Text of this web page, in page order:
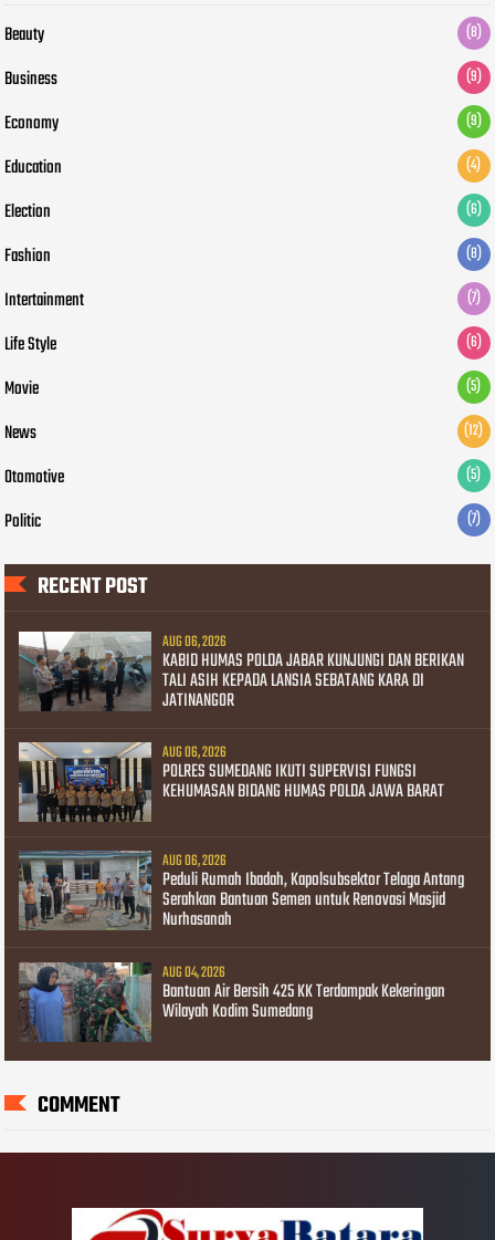
Beauty (8)
Business (9)
Economy (9)
Education (4)
Election (6)
Fashion (8)
Intertainment (7)
Life Style (6)
Movie (5)
News (12)
Otomotive (5)
Politic (7)
RECENT POST
AUG 06, 2026
KABID HUMAS POLDA JABAR KUNJUNGI DAN BERIKAN
TALI ASIH KEPADA LANSIA SEBATANG KARA DI
JATINANGOR
AUG 06, 2026
POLRES SUMEDANG IKUTI SUPERVISI FUNGSI
KEHUMASAN BIDANG HUMAS POLDA JAWA BARAT
AUG 06, 2026
Peduli Rumah Ibadah, Kapolsubsektor Telaga Antang
Serahkan Bantuan Semen untuk Renovasi Masjid
Nurhasanah
AUG 04, 2026
Bantuan Air Bersih 425 KK Terdampak Kekeringan
Wilayah Kodim Sumedang
COMMENT